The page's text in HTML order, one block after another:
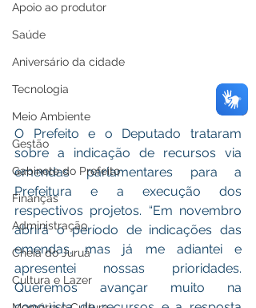
Apoio ao produtor
Saúde
Aniversário da cidade
Tecnologia
Meio Ambiente
Gestão
Gabinete do Prefeito
Finanças
Administração
Cheia do Juruá
Cultura e Lazer
O Prefeito e o Deputado trataram
sobre a indicação de recursos via
emendas parlamentares para a
Prefeitura e a execução dos
respectivos projetos. “Em novembro
abrirá o período de indicações das
emendas, mas já me adiantei e
apresentei nossas prioridades.
Queremos avançar muito na